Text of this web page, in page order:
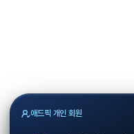
애드픽 개인 회원